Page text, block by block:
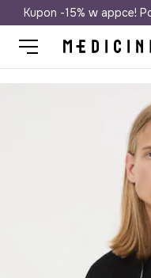
Darmowa
Kupon -15% w appce!